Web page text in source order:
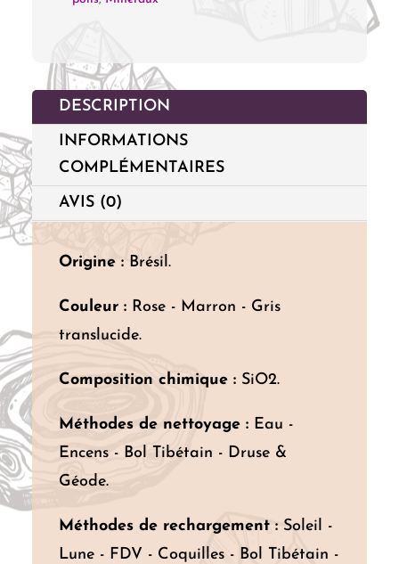
DESCRIPTION
INFORMATIONS
COMPLÉMENTAIRES
AVIS (0)
Origine :Brésil.
Couleur :Rose - Marron - Gris
translucide.
Composition chimique :SiO2.
Méthodes de nettoyage :Eau -
Encens - Bol Tibétain - Druse &
Géode.
Méthodes de rechargement :Soleil -
Lune - FDV - Coquilles - Bol Tibétain -